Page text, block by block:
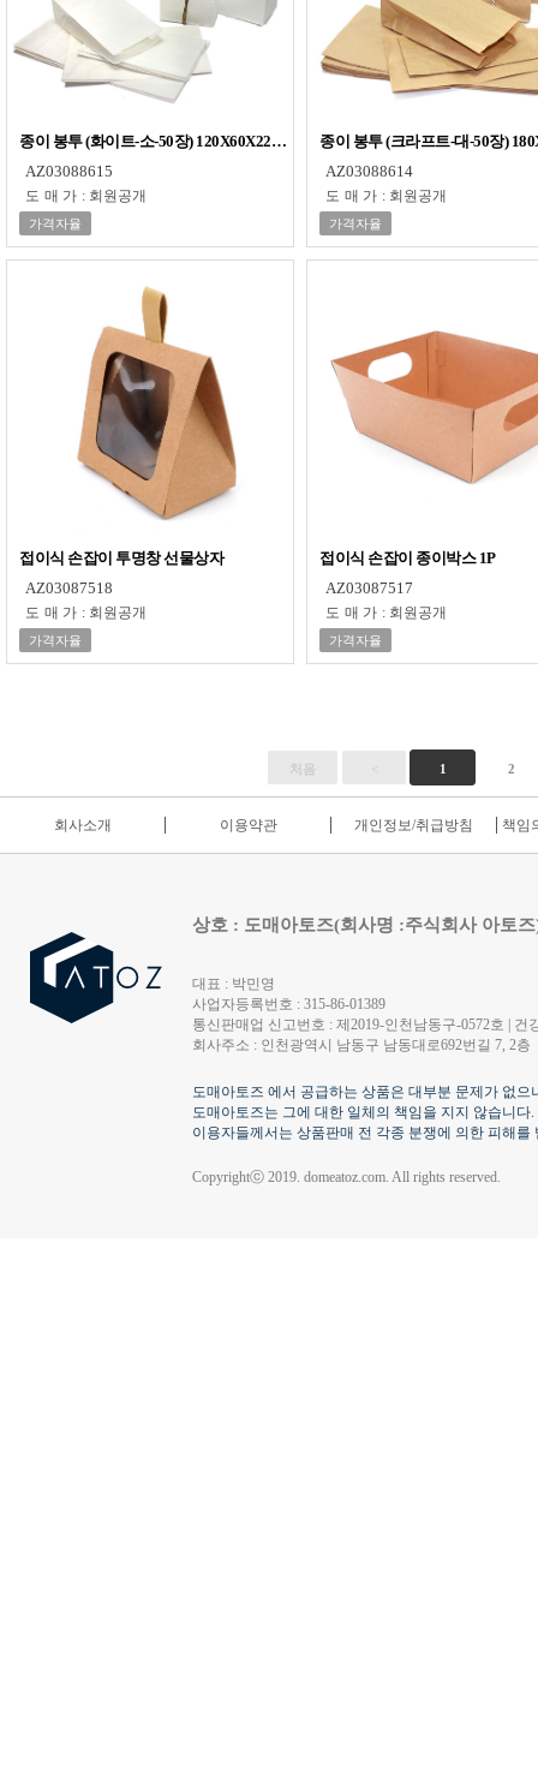
종이 봉투 (화이트-소-50장) 120X60X220mm 국내산 각대봉투 음식 배달 포장
AZ03088615
도매가 : 회원공개
가격자율
종이 봉투 (크라프트-대-50장)
AZ03088614
도매가 : 회원공개
가격자율
접이식 손잡이 투명창 선물상자
AZ03087518
도매가 : 회원공개
가격자율
접이식 손잡이 종이박스 1P
AZ03087517
도매가 : 회원공개
가격자율
처음 < 1 2
회사소개 이용약관 개인정보/취급방침 책임
상호 : 도매아토즈(회사명 :주식회사 아토
대표 : 박민영
사업자등록번호 : 315-86-01389
통신판매업 신고번호 : 제2019-인천남동구-0572호 | 건
회사주소 : 인천광역시 남동구 남동대로692번길 7, 2층
도매아토즈 에서 공급하는 상품은 대부분 문제가 없
도매아토즈는 그에 대한 일체의 책임을 지지 않습니다.
이용자들께서는 상품판매 전 각종 분쟁에 의한 피해
Copyrightⓒ 2019. domeatoz.com. All rights reserved.